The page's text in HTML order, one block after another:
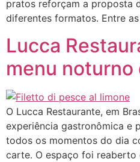
pratos reforçam a proposta
diferentes formatos. Entre
Lucca
menu noturno
O Lucca Restaurante, em
experiência gastronômica e
todos os momentos do dia
carte. O espaço foi